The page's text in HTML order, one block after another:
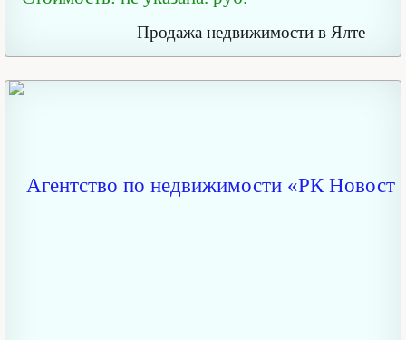
Продажа недвижимости в Ялте